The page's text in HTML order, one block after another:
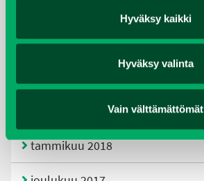
Hyväksy kaikki
Hyväksy valinta
Vain välttämättömät
huhtikuu 2019
tammikuu 2018